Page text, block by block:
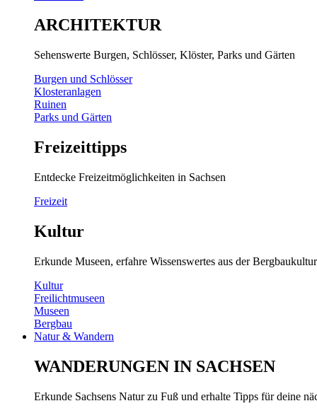
ARCHITEKTUR
Sehenswerte Burgen, Schlösser, Klöster, Parks und Gärten
Burgen und Schlösser
Klosteranlagen
Ruinen
Parks und Gärten
Freizeittipps
Entdecke Freizeitmöglichkeiten in Sachsen
Freizeit
Kultur
Erkunde Museen, erfahre Wissenswertes aus der
Kultur
Freilichtmuseen
Museen
Bergbau
Natur & Wandern
WANDERUNGEN IN SACHSEN
Erkunde Sachsens Natur zu Fuß und erhalte Tipps für deine